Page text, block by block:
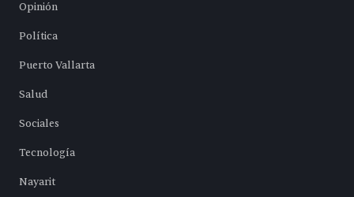
Opinión
Política
Puerto Vallarta
Salud
Sociales
Tecnología
Nayarit